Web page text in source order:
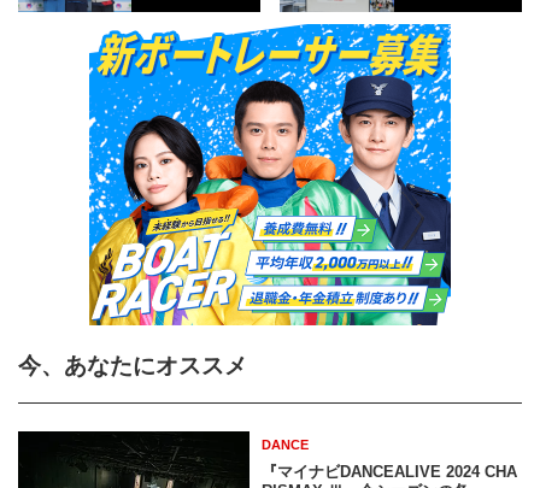
今、あなたにオススメ
DANCE
『マイナビDANCEALIVE 2024 CHA